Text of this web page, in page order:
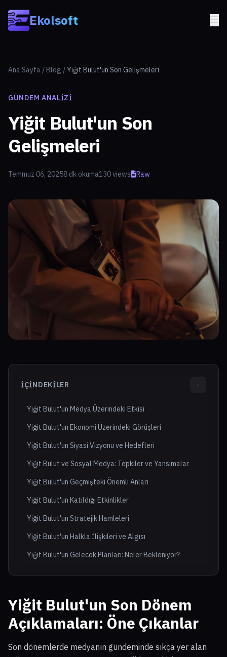
Ekolsoft
Ana Sayfa / Blog /Yiğit Bulut'un Son Gelişmeleri
GÜNDEM ANALIZI
Yiğit Bulut'un Son
Gelişmeleri
Temmuz 06, 20258 dk okuma130 views Raw
İÇINDEKILER -
Yiğit Bulut'un Medya Üzerindeki Etkisi
Yiğit Bulut'un Ekonomi Üzerindeki Görüşleri
Yiğit Bulut'un Siyasi Vizyonu ve Hedefleri
Yiğit Bulut ve Sosyal Medya: Tepkiler ve Yansımalar
Yiğit Bulut'un Geçmişteki Önemli Anları
Yiğit Bulut'un Katıldığı Etkinlikler
Yiğit Bulut'un Stratejik Hamleleri
Yiğit Bulut'un Halkla İlişkileri ve Algısı
Yiğit Bulut'un Gelecek Planları: Neler Bekleniyor?
Yiğit Bulut'un Son Dönem
Açıklamaları: Öne Çıkanlar
Son dönemlerde medyanın gündeminde sıkça yer alan